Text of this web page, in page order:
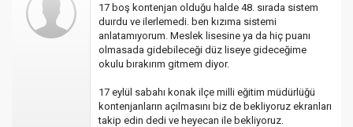
17 boş kontenjan olduğu halde 48. sırada sistem
duırdu ve ilerlemedi. ben kızıma sistemi
anlatamıyorum. Meslek lisesine ya da hiç puanı
olmasada gidebileceği düz liseye gideceğime
okulu bırakırım gitmem diyor.
17 eylül sabahı konak ilçe milli eğitim müdürlüğü
kontenjanların açılmasını biz de bekliyoruz ekranları
takip edin dedi ve heyecan ile bekliyoruz.